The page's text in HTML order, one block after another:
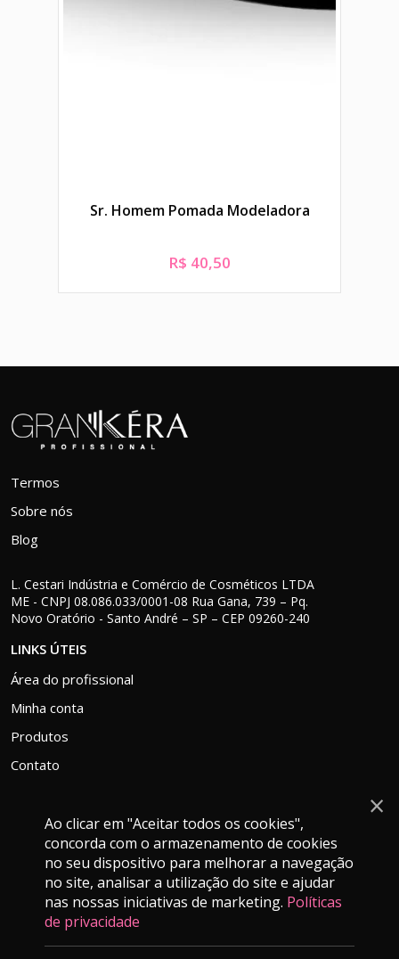
×
Ao clicar em "Aceitar todos os cookies",
concorda com o armazenamento de cookies
no seu dispositivo para melhorar a navegação
no site, analisar a utilização do site e ajudar
nas nossas iniciativas de marketing. Políticas
de privacidade
Sr. Homem Pomada Modeladora
R$ 40,50
Termos
Sobre nós
Blog
L. Cestari Indústria e Comércio de Cosméticos LTDA
ME - CNPJ 08.086.033/0001-08 Rua Gana, 739 – Pq.
Novo Oratório - Santo André – SP – CEP 09260-240
LINKS ÚTEIS
Área do profissional
Minha conta
Produtos
Contato
ATENDIMENTO
falecom@grankera.com.br
(11) 9 9280-4139
Segunda a Sexta-feira das 9h as 16h.